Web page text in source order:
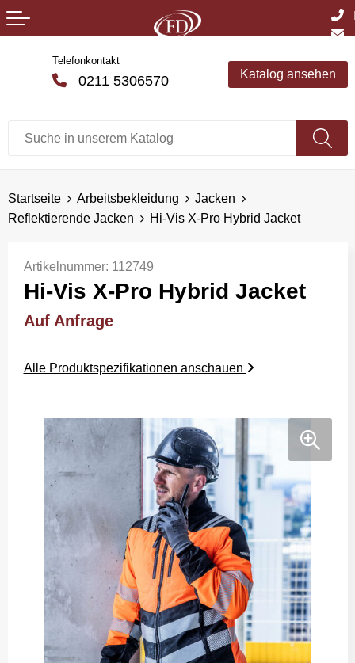
Telefonkontakt
0211 5306570 Katalog ansehen
Startseite Arbeitsbekleidung
Jacken
Reflektierende Jacken
Hi-Vis X-Pro Hybrid Jacket
Artikelnummer: 112749
Hi-Vis X-Pro Hybrid Jacket
Auf Anfrage
Alle Produktspezifikationen anschauen